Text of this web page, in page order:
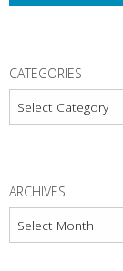
CATEGORIES
Categories
ARCHIVES
Archives